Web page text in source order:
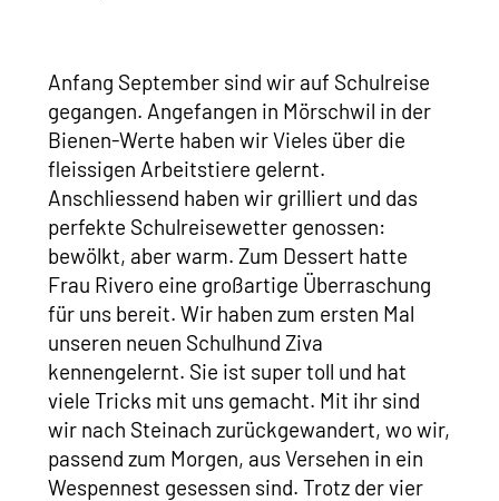
Anfang September sind wir auf Schulreise
gegangen. Angefangen in Mörschwil in der
Bienen-Werte haben wir Vieles über die
fleissigen Arbeitstiere gelernt.
Anschliessend haben wir grilliert und das
perfekte Schulreisewetter genossen:
bewölkt, aber warm. Zum Dessert hatte
Frau Rivero eine großartige Überraschung
für uns bereit. Wir haben zum ersten Mal
unseren neuen Schulhund Ziva
kennengelernt. Sie ist super toll und hat
viele Tricks mit uns gemacht. Mit ihr sind
wir nach Steinach zurückgewandert, wo wir,
passend zum Morgen, aus Versehen in ein
Wespennest gesessen sind. Trotz der vier